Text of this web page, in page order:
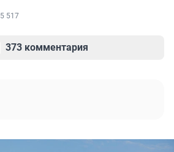
5 517
373 комментария